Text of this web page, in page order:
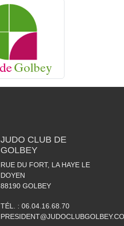
JUDO CLUB DE
GOLBEY
RUE DU FORT, LA HAYE LE
DOYEN
88190 GOLBEY
TÉL. : 06.04.16.68.70